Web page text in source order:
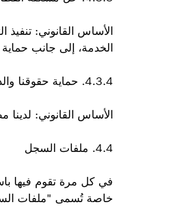
الأساس القانوني: تنفيذ
الخدمة، إلى جانب
4.3.4. حماية حقوقنا والدفاع عنها
الأساس القانوني:
4.4. ملفات السجل
في كل مرة تقوم فيها
خاصة تُسمى "ملفات